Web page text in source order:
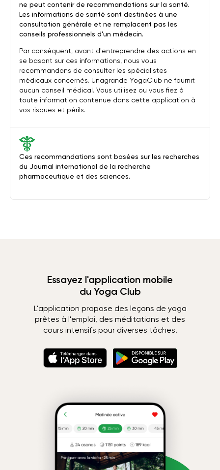
Ces recommandations sont basées sur les recherches
du Journal international de la recherche
pharmaceutique et des sciences.
ne peut contenir de recommandations sur la santé.
Les informations de santé sont destinées à une
consultation générale et ne remplacent pas les
conseils professionnels d'un médecin.
Par conséquent, avant d'entreprendre des actions en
se basant sur ces informations, nous vous
recommandons de consulter les spécialistes
médicaux concernés. Unagrande YogaClub ne fournit
aucun conseil médical. Vous utilisez ou vous fiez à
toute information contenue dans cette application à
vos risques et périls.
Essayez l'application mobile
du Yoga Club
L'application propose des leçons de yoga
prêtes à l'emploi, des méditations et des
cours intensifs pour diverses tâches.